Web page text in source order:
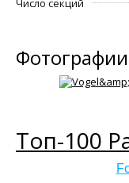
Число секций
Фотографии
Топ-100